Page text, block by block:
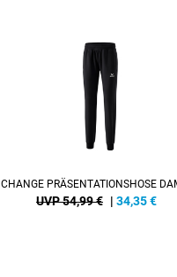
CHANGE PRÄSENTATIONSHOSE
UVP 54,99 € | 34,35€